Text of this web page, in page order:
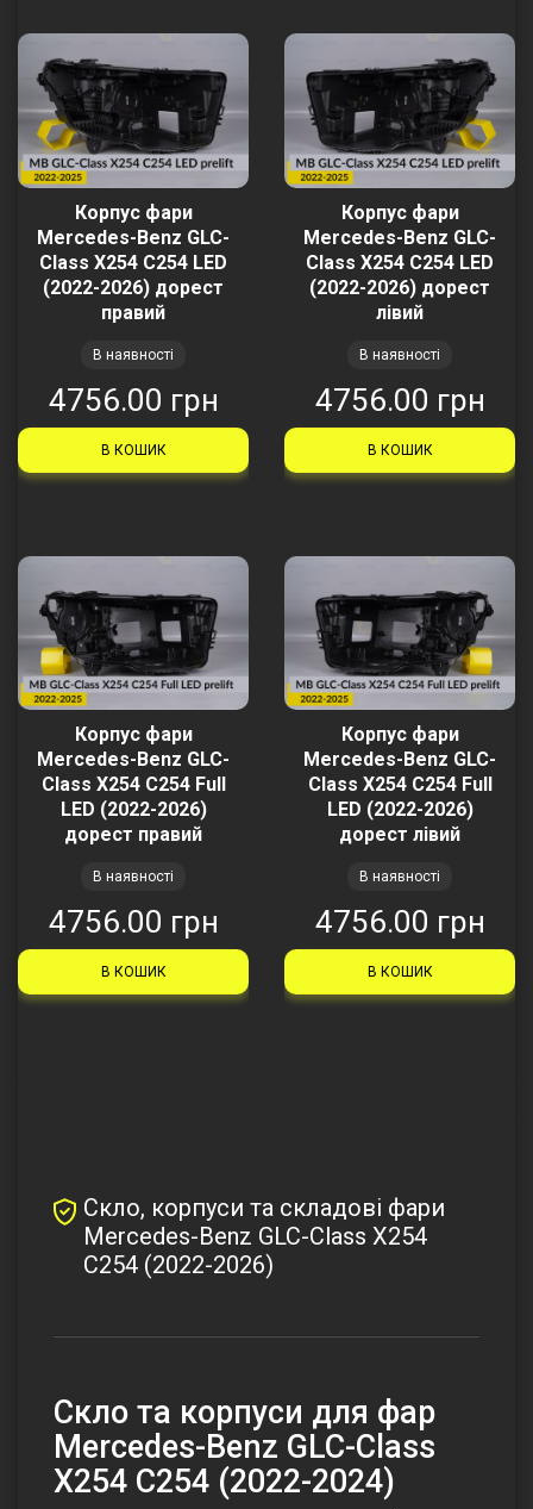
Корпус фари
Mercedes-Benz GLC-
Class X254 C254 LED
(2022-2026) дорест
правий
В наявності
4756.00 грн
В КОШИК
Корпус фари
Mercedes-Benz GLC-
Class X254 C254 LED
(2022-2026) дорест
лівий
В наявності
4756.00 грн
В КОШИК
Корпус фари
Mercedes-Benz GLC-
Class X254 C254 Full
LED (2022-2026)
дорест правий
В наявності
4756.00 грн
В КОШИК
Корпус фари
Mercedes-Benz GLC-
Class X254 C254 Full
LED (2022-2026)
дорест лівий
В наявності
4756.00 грн
В КОШИК
Скло, корпуси та складові фари
Mercedes-Benz GLC-Class X254
C254 (2022-2026)
Скло та корпуси для фар
Mercedes-Benz GLC-Class
X254 C254 (2022-2024)